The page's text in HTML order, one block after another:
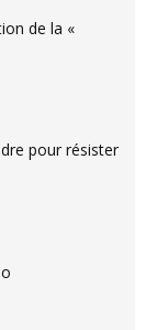
de la «
pour résister